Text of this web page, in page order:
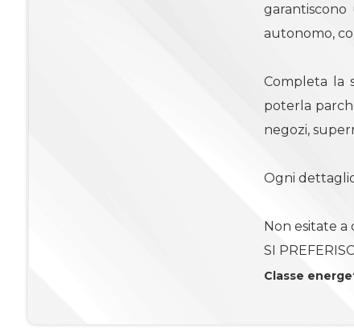
autonomo,
Completa la
poterla
negozi,
Ogni
Non esitate a
SI
Classe